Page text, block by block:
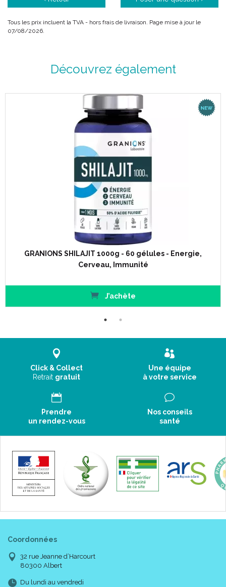
Code EAN : 5051089982812
Tous les prix incluent la TVA - hors frais de livraison. Page mise à jour le
07/08/2026.
Découvrez également
GRANIONS SHILAJIT 1000g - 60 gélules - Energie,
Cerveau, Immunité
J’achète
Click & Collect
Retrait gratuit
Une équipe
à votre service
Prendre
un rendez-vous
Nos conseils
santé
Coordonnées
32 rue Jeanne d’Harcourt
80300 Albert
Du lundi au vendredi